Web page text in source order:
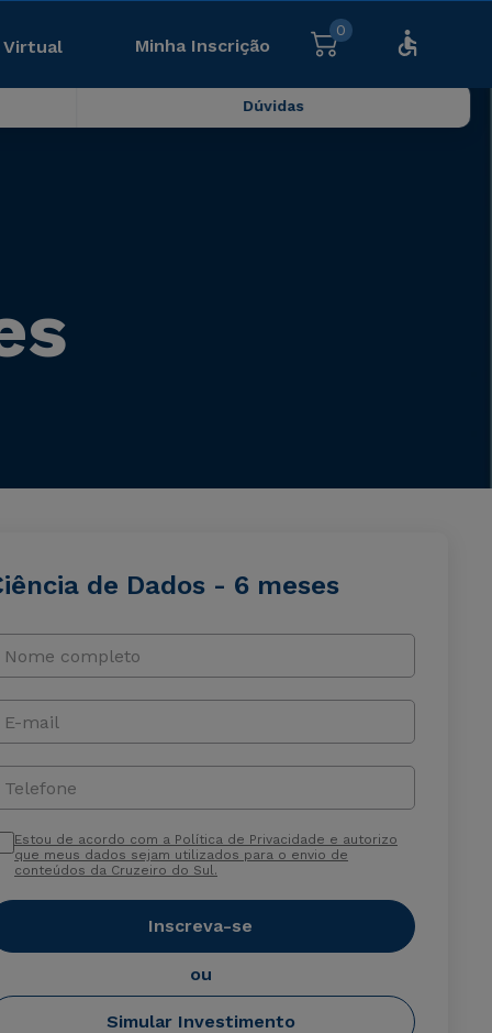
Virtual Minha Inscrição
0
Dúvidas
de Dados - 6 meses
Nome completo
E-mail
Telefone
Estou de acordo com a Política de Privacidade e autorizo
que meus dados sejam utilizados para o envio de
conteúdos da Cruzeiro do Sul.
Inscreva-se
ou
Simular Investimento